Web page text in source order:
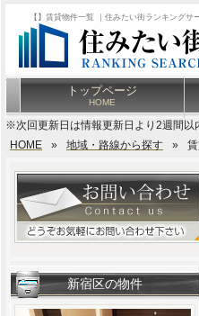
【】賃貸物件一覧 ｜住みたい街ランキングサ
トップページ
HOME
※次回更新日は情報更新日より2週間以
HOME
» 地域・路線から探す »
新宿区の物件